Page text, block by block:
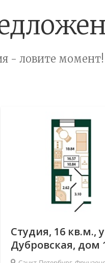
- ловите момент!
Студия, 16 кв.м.,
Дубровская, дом